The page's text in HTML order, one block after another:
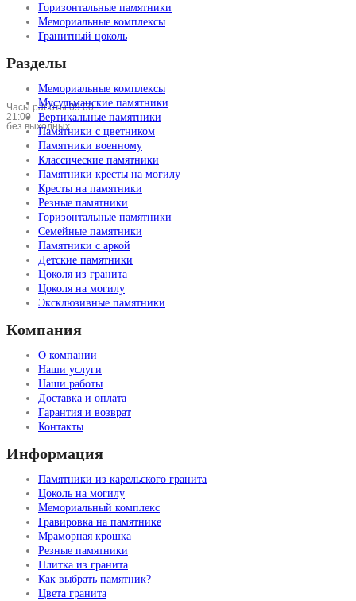
Часы работы 09:00 —
21:00
без выходных
Горизонтальные памятники
Мемориальные комплексы
Гранитный цоколь
Разделы
Мемориальные комплексы
Мусульманские памятники
Вертикальные памятники
Памятники с цветником
Памятники военному
Классические памятники
Памятники кресты на могилу
Кресты на памятники
Резные памятники
Горизонтальные памятники
Семейные памятники
Памятники с аркой
Детские памятники
Цоколя из гранита
Цоколя на могилу
Эксклюзивные памятники
Компания
О компании
Наши услуги
Наши работы
Доставка и оплата
Гарантия и возврат
Контакты
Информация
Памятники из карельского гранита
Цоколь на могилу
Мемориальный комплекс
Гравировка на памятнике
Мраморная крошка
Резные памятники
Плитка из гранита
Как выбрать памятник?
Цвета гранита